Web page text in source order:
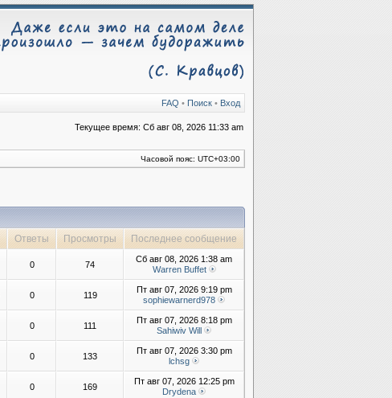
FAQ • Поиск • Вход
Текущее время: Сб авг 08, 2026 11:33 am
Часовой пояс: UTC+03:00
Ответы Просмотры
Последнее сообщение
0 74
Сб авг 08, 2026 1:38 am
Warren Buffet
0 119
Пт авг 07, 2026 9:19 pm
sophiewarnerd978
0 111
Пт авг 07, 2026 8:18 pm
Sahiwiv Will
0 133
Пт авг 07, 2026 3:30 pm
lchsg
0 169
Пт авг 07, 2026 12:25 pm
Drydena